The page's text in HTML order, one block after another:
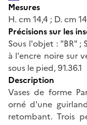
Mesures
H. cm 14,4 ; D. cm
Précisions sur les
Sous l'objet : "BR"
à l'encre noire sur
sous le pied, 91.36.1
Description
Vases de forme
orné d'une
retombant. Trois